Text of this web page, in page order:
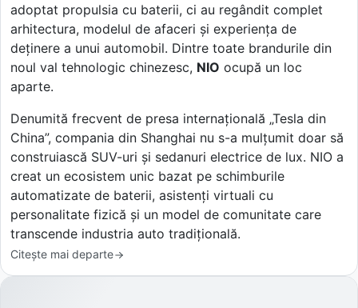
adoptat propulsia cu baterii, ci au regândit complet
arhitectura, modelul de afaceri și experiența de
deținere a unui automobil. Dintre toate brandurile din
noul val tehnologic chinezesc, NIO ocupă un loc
aparte.
Denumită frecvent de presa internațională „Tesla din
China”, compania din Shanghai nu s-a mulțumit doar să
construiască SUV-uri și sedanuri electrice de lux. NIO a
creat un ecosistem unic bazat pe schimburile
automatizate de baterii, asistenți virtuali cu
personalitate fizică și un model de comunitate care
transcende industria auto tradițională.
Citește mai departe